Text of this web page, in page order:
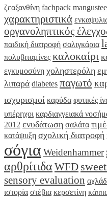
ζεαξανθίνη fachpack
χαρακτηριστικά
οργανοληπτικός
παιδική διατροφή σαλιγκάρια
πολυβιταμίνες καλοκαίρι
εγκυμοσύνη χοληστερόλη
λιπαρά diabetes παγωτό
ισχυρισμοί καρύδα φυτικές
υπέρηχοι καρδιαγγειακά
2012 ενυδάτωση σαλάτα
κατάψυξη σχολική διατροφή
σόγια Weidenhammer
αρθρίτιδα WFD
sensory evaluation
ιστορία στέβια κερσετίνη